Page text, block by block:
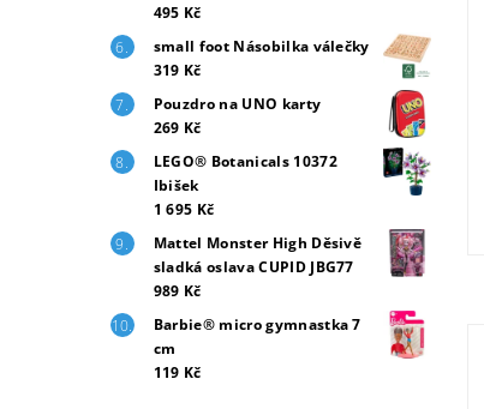
495 Kč
small foot Násobilka válečky
319 Kč
Pouzdro na UNO karty
269 Kč
LEGO® Botanicals 10372
Ibišek
1 695 Kč
Mattel Monster High Děsivě
sladká oslava CUPID JBG77
989 Kč
Barbie® micro gymnastka 7
cm
119 Kč